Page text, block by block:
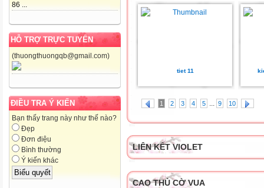
86 ...
HỖ TRỢ TRỰC TUYẾN
(thuongthuongqb@gmail.com)
ĐIỀU TRA Ý KIẾN
Bạn thấy trang này như thế nào?
Đẹp
Đơn điệu
Bình thường
Ý kiến khác
tiet 11
1 2 3 4 5 ... 9 10
LIÊN KẾT VIOLET
CAO THỦ CỜ VUA